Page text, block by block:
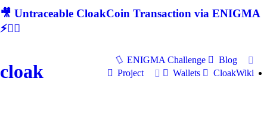
🎥 Untraceable CloakCoin Transaction via ENIGMA
⚡🕵‍♂
cloak
ENIGMA Challenge
Blog
Project
Wallets CloakWiki